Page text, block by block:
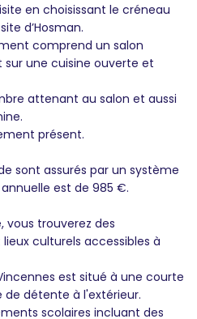
en choisissant le créneau
d’Hosman.
comprend un salon
une cuisine ouverte et
attenant au salon et aussi
présent.
sont assurés par un système
est de 985 €.
vous trouverez des
culturels accessibles à
est situé à une courte
détente à l'extérieur.
scolaires incluant des